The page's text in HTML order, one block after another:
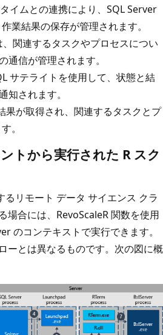
イムとの連携により、SQL Server
業結果の保存が管理されます。
関連するタスクやプロセスについ
通信が管理されます。
サテライトを使用して、状態と結
知されます。
果が取得され、関連するタスクとプ
。
トから実行された R スク
リモート データ サイエンス クラ
場合には、RevoScaleR 関数を使用
のコンテキストで実行できます。
ーとは異なるものです。次の図に概